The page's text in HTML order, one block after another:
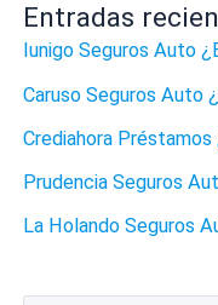
Entradas
Iunigo Seguros Auto
Caruso Seguros Auto
Crediahora
Prudencia Seguros
La Holando Seguros